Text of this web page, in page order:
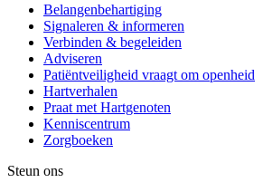
Belangenbehartiging
Signaleren & informeren
Verbinden & begeleiden
Adviseren
Patiëntveiligheid vraagt om openheid
Hartverhalen
Praat met Hartgenoten
Kenniscentrum
Zorgboeken
Steun ons